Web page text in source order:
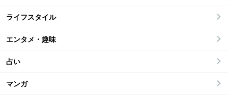
ライフスタイル
エンタメ・趣味
占い
マンガ